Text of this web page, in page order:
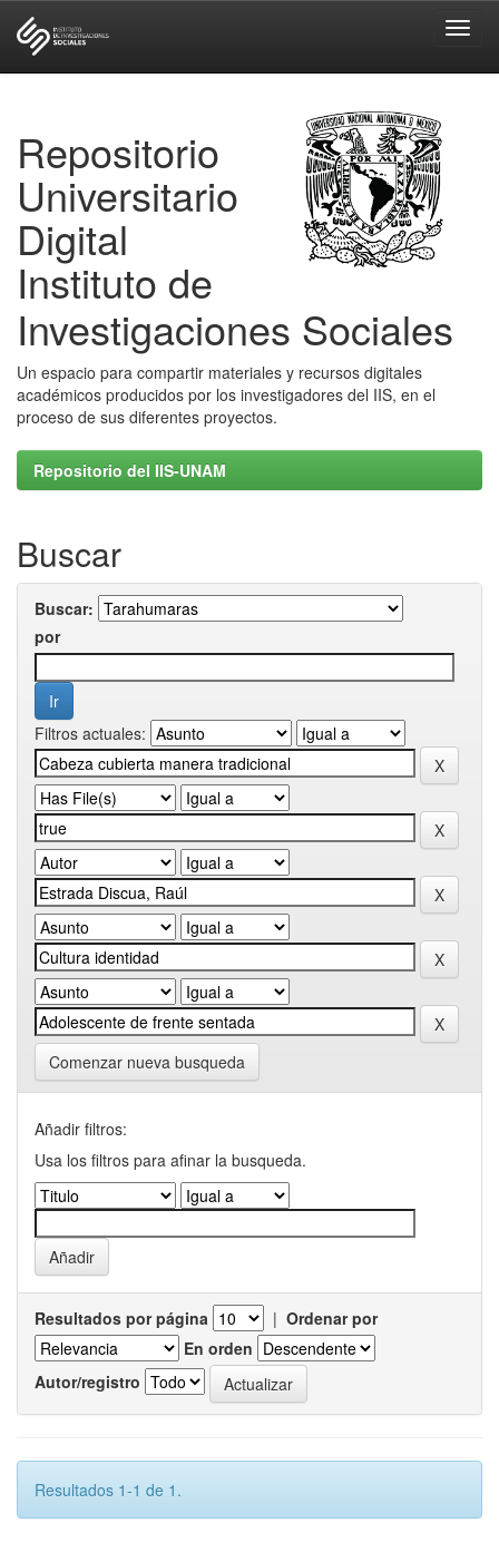
Repositorio
Universitario
Digital
Instituto de
Investigaciones Sociales
Un espacio para compartir materiales y recursos digitales
académicos producidos por los investigadores del IIS, en el
proceso de sus diferentes proyectos.
Repositorio del IIS-UNAM
Buscar
Buscar:
por
Filtros actuales:
Comenzar nueva busqueda
Añadir filtros:
Usa los filtros para afinar la busqueda.
Resultados por página | Ordenar por
En orden
Autor/registro
Resultados 1-1 de 1.